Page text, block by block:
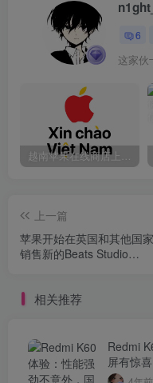
6
这家伙
越南苹果在线商店上线 买一部iPhone 14需要多少钱？
上一篇
苹果开始在英国和其他国家
销售新的Beats Studio
相关推荐
Redmi
屏有惊喜